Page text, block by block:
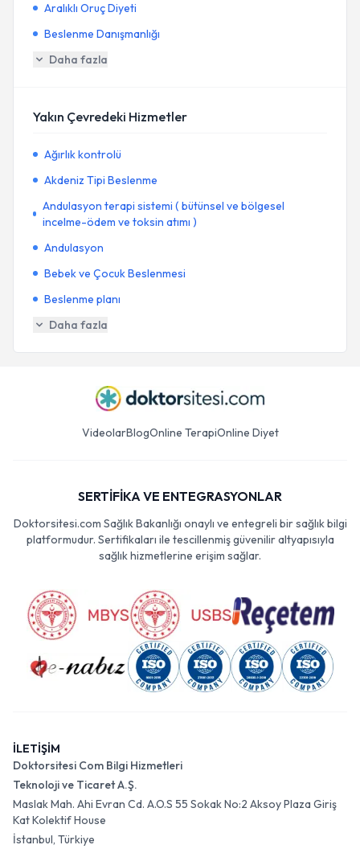
Aralıklı Oruç Diyeti
Beslenme Danışmanlığı
Daha fazla
Yakın Çevredeki Hizmetler
Ağırlık kontrolü
Akdeniz Tipi Beslenme
Andulasyon terapi sistemi ( bütünsel ve bölgesel
incelme-ödem ve toksin atımı )
Andulasyon
Bebek ve Çocuk Beslenmesi
Beslenme planı
Daha fazla
VideolarBlogOnline TerapiOnline Diyet
SERTİFİKA VE ENTEGRASYONLAR
Doktorsitesi.com Sağlık Bakanlığı onaylı ve entegreli bir sağlık bilgi
platformudur. Sertifikaları ile tescillenmiş güvenilir altyapısıyla
sağlık hizmetlerine erişim sağlar.
İLETİŞİM
Doktorsitesi Com Bilgi Hizmetleri
Teknoloji ve Ticaret A.Ş.
Maslak Mah. Ahi Evran Cd. A.O.S 55 Sokak No:2 Aksoy Plaza Giriş
Kat Kolektif House
İstanbul, Türkiye